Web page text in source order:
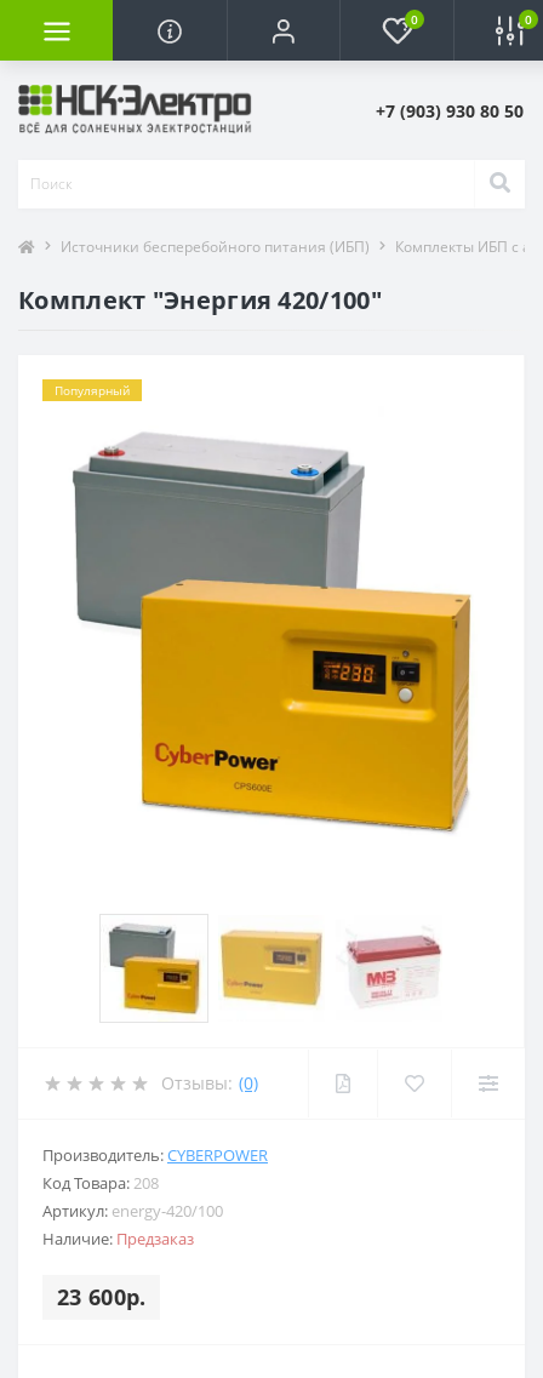
0 0
+7 (903) 930 80 50
Источники бесперебойного питания (ИБП) Комплекты ИБП с
Комплект "Энергия 420/100"
Популярный
Отзывы: (0)
Производитель:CYBERPOWER
Код Товара: 208
Артикул: energy-420/100
Наличие: Предзаказ
23 600р.